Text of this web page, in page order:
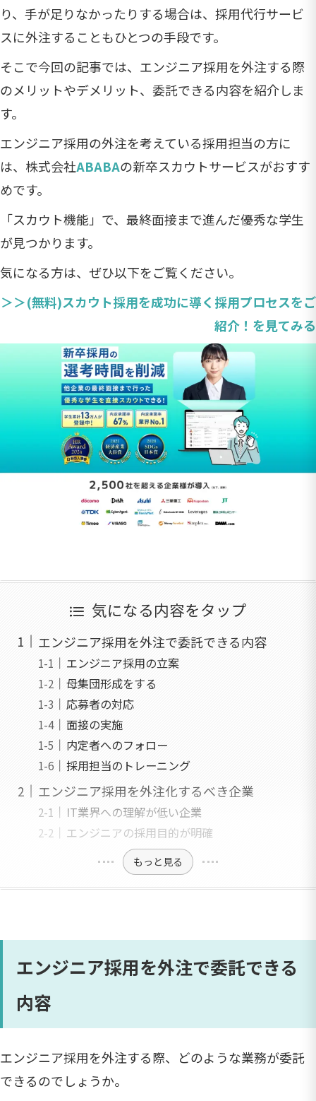
り、手が足りなかったりする場合は、採用代行サービ
スに外注することもひとつの手段です。
そこで今回の記事では、エンジニア採用を外注する際
のメリットやデメリット、委託できる内容を紹介しま
す。
エンジニア採用の外注を考えている採用担当の方に
は、株式会社ABABAの新卒スカウトサービスがおすす
めです。
「スカウト機能」で、最終面接まで進んだ優秀な学生
が見つかります。
気になる方は、ぜひ以下をご覧ください。
＞＞(無料)スカウト採用を成功に導く採用プロセスをご
紹介！を見てみる
気になる内容をタップ
エンジニア採用を外注で委託できる内容
エンジニア採用の立案
母集団形成をする
応募者の対応
面接の実施
内定者へのフォロー
採用担当のトレーニング
エンジニア採用を外注化するべき企業
IT業界への理解が低い企業
エンジニアの採用目的が明確
もっと見る
エンジニア採用を外注で委託できる
内容
エンジニア採用を外注する際、どのような業務が委託
できるのでしょうか。